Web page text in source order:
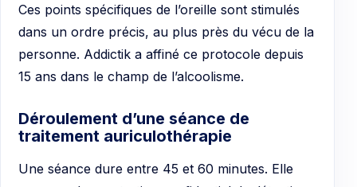
Ces points spécifiques de l’oreille sont stimulés
dans un ordre précis, au plus près du vécu de la
personne. Addictik a affiné ce protocole depuis
15 ans dans le champ de l’alcoolisme.
Déroulement d’une séance de
traitement auriculothérapie
Une séance dure entre 45 et 60 minutes. Elle